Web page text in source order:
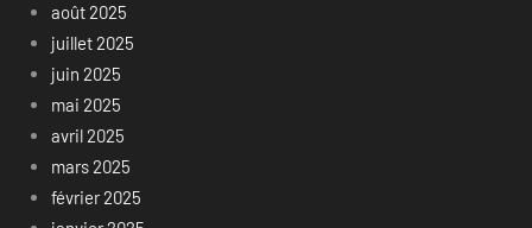
août 2025
juillet 2025
juin 2025
mai 2025
avril 2025
mars 2025
février 2025